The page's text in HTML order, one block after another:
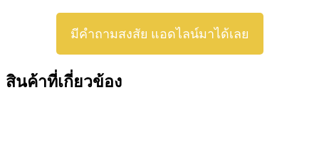
มีคำถามสงสัย แอดไลน์มาได้เลย
สินค้าที่เกี่ยวข้อง